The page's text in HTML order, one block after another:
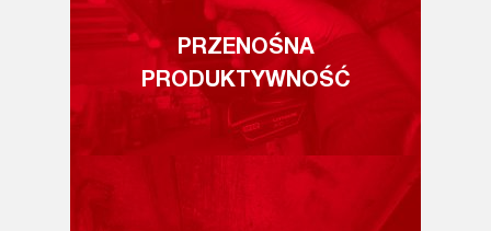
PRZENOŚNA
PRODUKTYWNOŚĆ